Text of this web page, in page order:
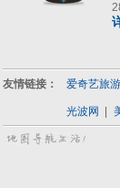
友情链接： 爱奇艺旅游
光波网